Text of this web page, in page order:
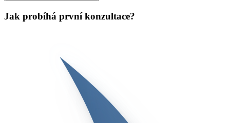
Jak probíhá první konzultace?